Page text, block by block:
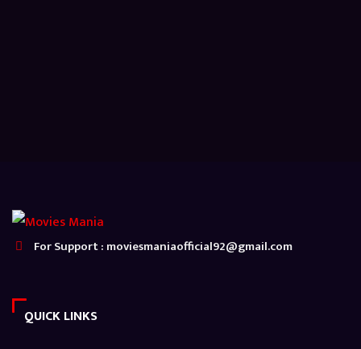
For Support : moviesmaniaofficial92@gmail.com
QUICK LINKS